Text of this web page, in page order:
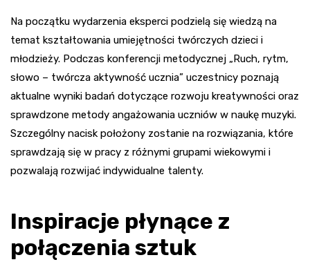
Na początku wydarzenia eksperci podzielą się wiedzą na
temat kształtowania umiejętności twórczych dzieci i
młodzieży. Podczas konferencji metodycznej „Ruch, rytm,
słowo – twórcza aktywność ucznia” uczestnicy poznają
aktualne wyniki badań dotyczące rozwoju kreatywności oraz
sprawdzone metody angażowania uczniów w naukę muzyki.
Szczególny nacisk położony zostanie na rozwiązania, które
sprawdzają się w pracy z różnymi grupami wiekowymi i
pozwalają rozwijać indywidualne talenty.
Inspiracje płynące z
połączenia sztuk